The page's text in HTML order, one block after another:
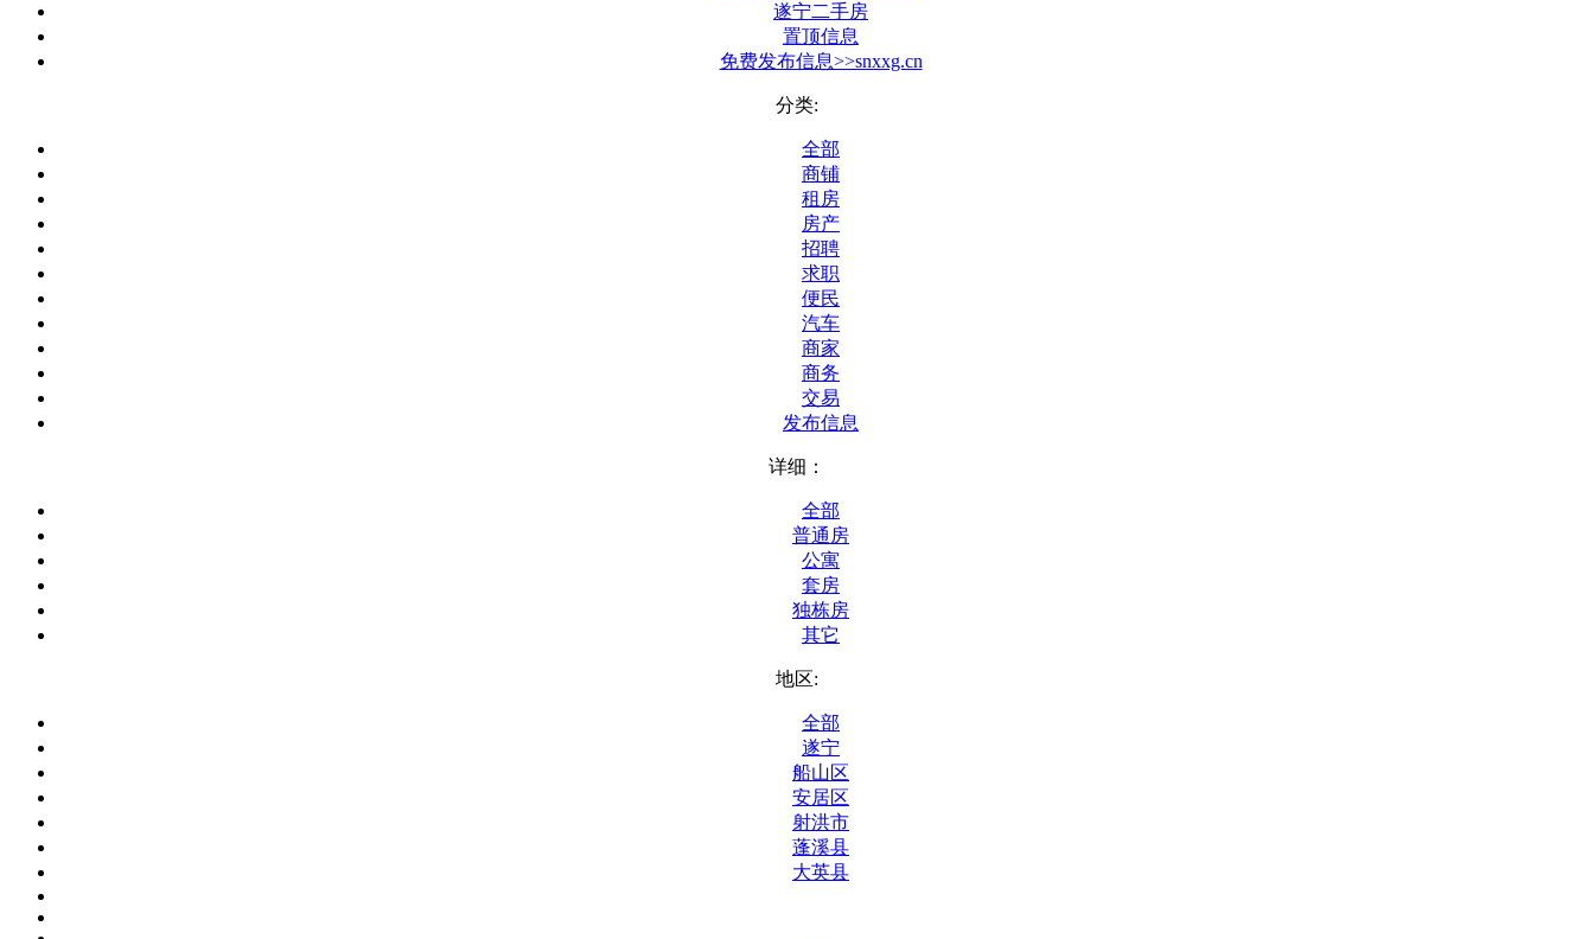
遂宁二手房
置顶信息
免费发布信息>>snxxg.cn
分类:
全部
商铺
租房
房产
招聘
求职
便民
汽车
商家
商务
交易
发布信息
详细：
全部
普通房
公寓
套房
独栋房
其它
地区:
全部
遂宁
船山区
安居区
射洪市
蓬溪县
大英县